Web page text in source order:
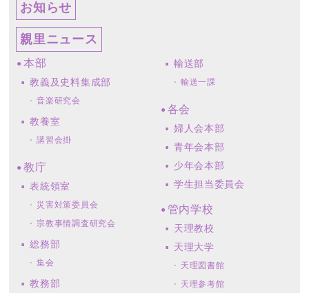
お知らせ
親里ニュース
本部
教義及史料集成部
音楽研究会
教養室
講習会掛
教庁
表統領室
災害対策委員会
宗教事情調査研究会
総務部
集会
教務部
輸送部
輸送一課
各会
婦人会本部
青年会本部
少年会本部
学生担当委員会
管内学校
天理教校
天理大学
天理図書館
天理参考館